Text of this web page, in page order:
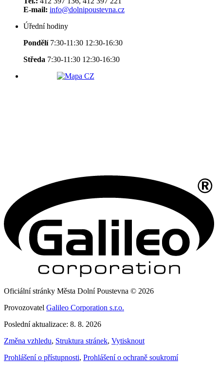
E-mail: info@dolnipoustevna.cz
Úřední hodiny
Pondělí 7:30-11:30 12:30-16:30
Středa 7:30-11:30 12:30-16:30
Oficiální stránky Města Dolní Poustevna © 2026
Provozovatel Galileo Corporation s.r.o.
Poslední aktualizace: 8. 8. 2026
Změna vzhledu, Struktura stránek, Vytisknout
Prohlášení o přístupnosti, Prohlášení o ochraně soukromí